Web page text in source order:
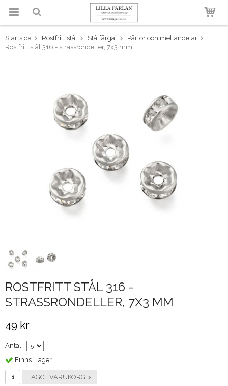
Produkten har blivit tillagd i
varukorgen
Startsida Rostfritt stål Stålfärgat
Pärlor och mellandelar
Rostfritt stål 316 - strassrondeller, 7x3 mm
ROSTFRITT STÅL 316 -
STRASSRONDELLER, 7X3 MM
49 kr
Antal
Finns i lager
LÄGG I VARUKORG »